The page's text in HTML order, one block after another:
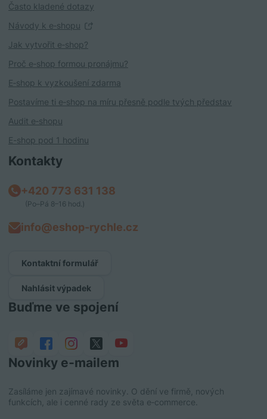
Často kladené dotazy
Návody k e‑shopu
Jak vytvořit e‑shop?
Proč e‑shop formou pronájmu?
E‑shop k vyzkoušení zdarma
Postavíme ti e‑shop na míru přesně podle tvých představ
Audit e‑shopu
E-shop pod 1 hodinu
Kontakty
+420 773 631 138
(Po–Pá 8–16 hod.)
info@eshop-rychle.cz
Kontaktní formulář
Nahlásit výpadek
Buďme ve spojení
Novinky e‑mailem
Zasíláme jen zajímavé novinky. O dění ve firmě, nových
funkcích, ale i cenné rady ze světa e‑commerce.